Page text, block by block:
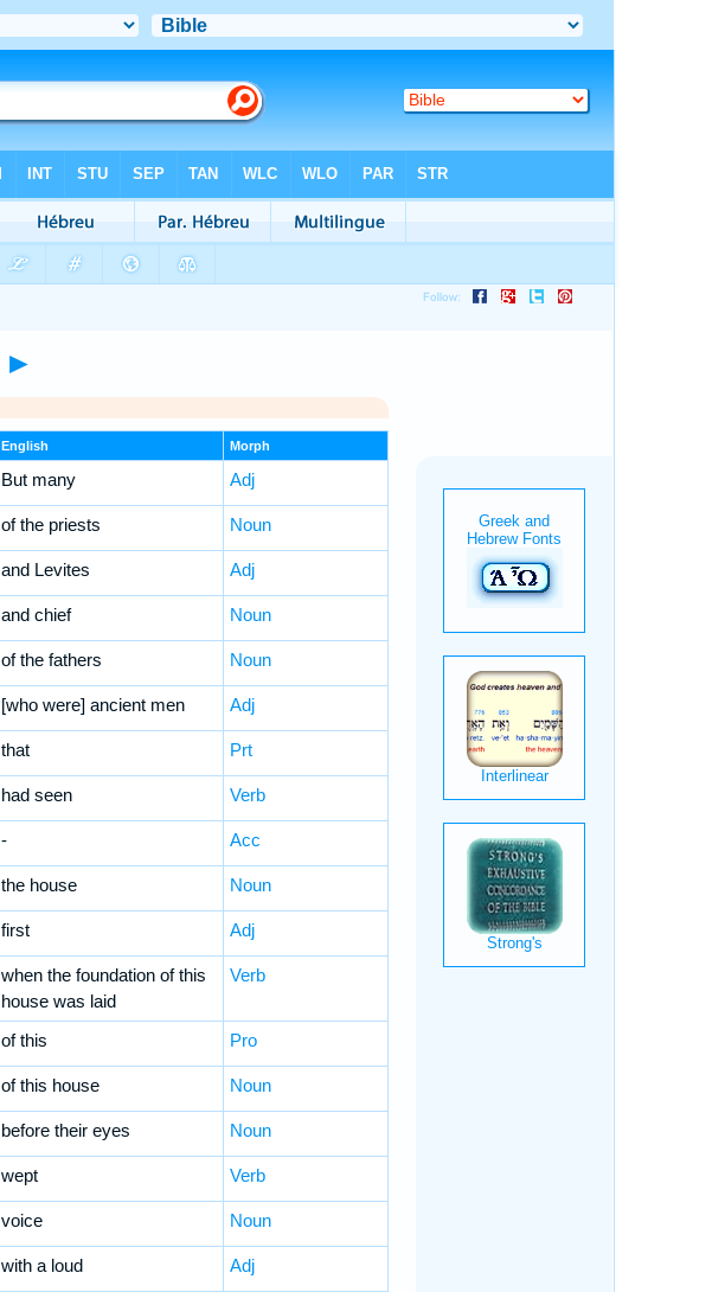
►
English Morph
But many Adj
of the priests Noun
and Levites Adj
and chief Noun
of the fathers Noun
[who were] ancient men Adj
that Prt
had seen Verb
- Acc
the house Noun
first Adj
when the foundation of this
house was laid
Verb
of this Pro
of this house Noun
before their eyes Noun
wept Verb
voice Noun
with a loud Adj